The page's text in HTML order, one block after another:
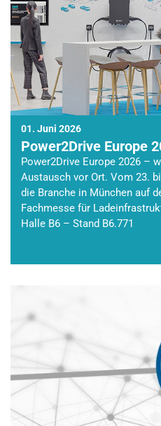
01. Juni 2026
Power2Drive Europe
Power2Drive Europe 2026 –
Austausch vor Ort. Vom 23.
die Branche in München auf
Fachmesse für
Halle B6 – Stand B6.771